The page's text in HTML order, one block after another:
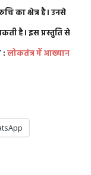
का क्षेत्र है। उनसे
है। इस प्रस्तुति से
:लोकतंत्र में आख्यान